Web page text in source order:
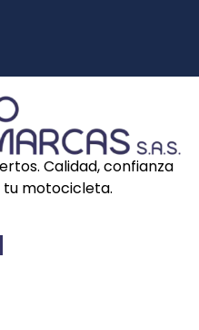
Calidad, confianza
motocicleta.